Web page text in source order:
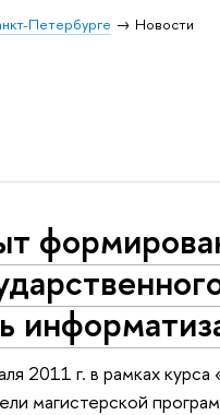
Петербурге Новости
2011 г. в рамках
магистерской